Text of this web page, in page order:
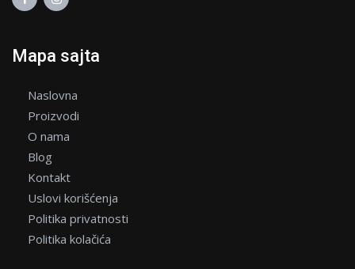
Mapa sajta
Naslovna
Proizvodi
O nama
Blog
Kontakt
Uslovi korišćenja
Politika privatnosti
Politika kolačića